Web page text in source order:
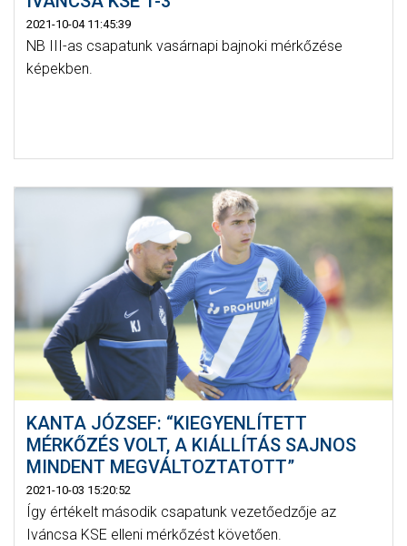
2021-10-04 11:45:39
NB III-as csapatunk vasárnapi bajnoki mérkőzése
képekben.
KANTA JÓZSEF: “KIEGYENLÍTETT
MÉRKŐZÉS VOLT, A KIÁLLÍTÁS SAJNOS
MINDENT MEGVÁLTOZTATOTT”
2021-10-03 15:20:52
Így értékelt második csapatunk vezetőedzője az
Iváncsa KSE elleni mérkőzést követően.